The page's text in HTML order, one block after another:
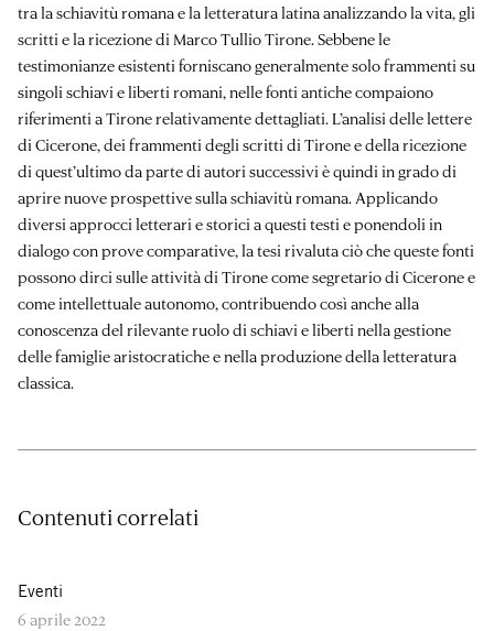
tra la schiavitù romana e la letteratura latina analizzando la vita, gli
scritti e la ricezione di Marco Tullio Tirone. Sebbene le
testimonianze esistenti forniscano generalmente solo frammenti su
singoli schiavi e liberti romani, nelle fonti antiche compaiono
riferimenti a Tirone relativamente dettagliati. L’analisi delle lettere
di Cicerone, dei frammenti degli scritti di Tirone e della ricezione
di quest’ultimo da parte di autori successivi è quindi in grado di
aprire nuove prospettive sulla schiavitù romana. Applicando
diversi approcci letterari e storici a questi testi e ponendoli in
dialogo con prove comparative, la tesi rivaluta ciò che queste fonti
possono dirci sulle attività di Tirone come segretario di Cicerone e
come intellettuale autonomo, contribuendo così anche alla
conoscenza del rilevante ruolo di schiavi e liberti nella gestione
delle famiglie aristocratiche e nella produzione della letteratura
classica.
Contenuti correlati
Eventi
6 aprile 2022